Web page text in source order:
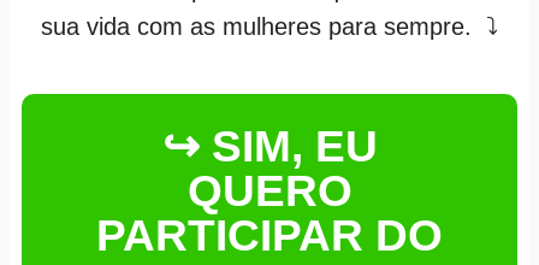
sua vida com as mulheres para sempre. ⤵
↪ SIM, EU
QUERO
PARTICIPAR DO